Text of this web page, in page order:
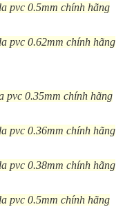
pvc 0.5mm chính hãng
pvc 0.62mm chính hãng
pvc 0.35mm chính hãng
pvc 0.36mm chính hãng
pvc 0.38mm chính hãng
pvc 0.5mm chính hãng